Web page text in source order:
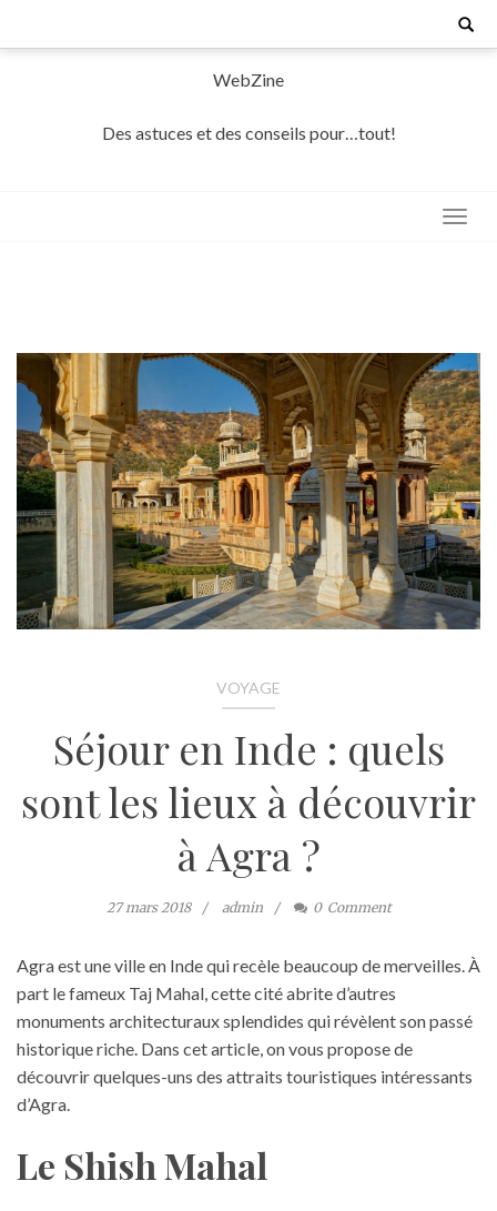
Search
WebZine
Des astuces et des conseils pour…tout!
VOYAGE
Séjour en Inde : quels
sont les lieux à découvrir
à Agra ?
27 mars 2018 admin 0 Comment
Agra est une ville en Inde qui recèle beaucoup de merveilles. À
part le fameux Taj Mahal, cette cité abrite d’autres
monuments architecturaux splendides qui révèlent son passé
historique riche. Dans cet article, on vous propose de
découvrir quelques-uns des attraits touristiques intéressants
d’Agra.
Le Shish Mahal